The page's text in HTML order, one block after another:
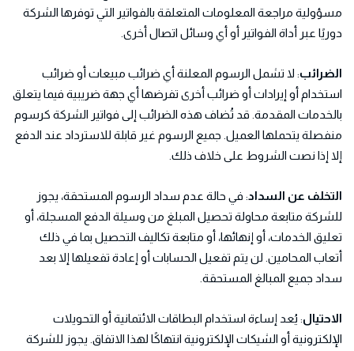
مسؤولية مراجعة المعلومات المتعلقة بالفواتير التي توفرها الشركة
دوريًا عبر أداة الفواتير أو أي وسائل اتصال أخرى.
الضرائب: لا تشمل الرسوم المعلنة أي ضرائب مبيعات أو ضرائب
استخدام أو إيرادات أو ضرائب أخرى تفرضها أي جهة ضريبية فيما يتعلق
بالخدمات المقدمة. قد تُضاف هذه الضرائب إلى فواتير الشركة كرسوم
منفصلة يتحملها العميل. جميع الرسوم غير قابلة للاسترداد عند الدفع
إلا إذا نصت الشروط على خلاف ذلك.
التخلف عن السداد: في حالة عدم سداد الرسوم المستحقة، يجوز
للشركة متابعة محاولة تحصيل المبلغ من وسيلة الدفع المسجلة، أو
تعليق الخدمات، أو إنهائها، أو متابعة تكاليف التحصيل بما في ذلك
أتعاب المحامين. لن يتم تفعيل الحسابات أو إعادة تفعيلها إلا بعد
سداد جميع المبالغ المستحقة.
الاحتيال: يُعد إساءة استخدام البطاقات الائتمانية أو التحويلات
الإلكترونية أو الشيكات الإلكترونية انتهاكًا لهذا الاتفاق. يجوز للشركة